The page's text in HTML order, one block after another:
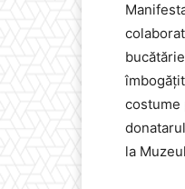
costume
la